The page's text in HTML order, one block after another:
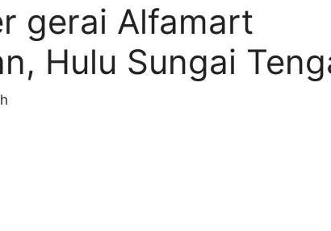
gerai Alfamart
Hulu Sungai